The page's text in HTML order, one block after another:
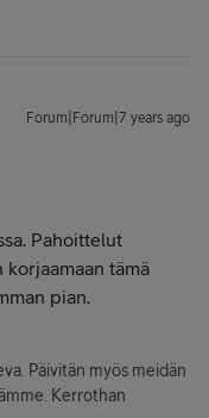
Forum|Forum|7 years ago
Pahoittelut
korjaamaan tämä
pian.
Päivitän myös meidän
Kerrothan